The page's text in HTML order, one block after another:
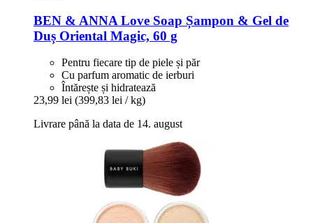
BEN & ANNA Love Soap Șampon & Gel de
Duș Oriental Magic, 60 g
Pentru fiecare tip de piele și păr
Cu parfum aromatic de ierburi
Întărește și hidratează
23,99 lei (399,83 lei / kg)
Livrare până la data de 14. august